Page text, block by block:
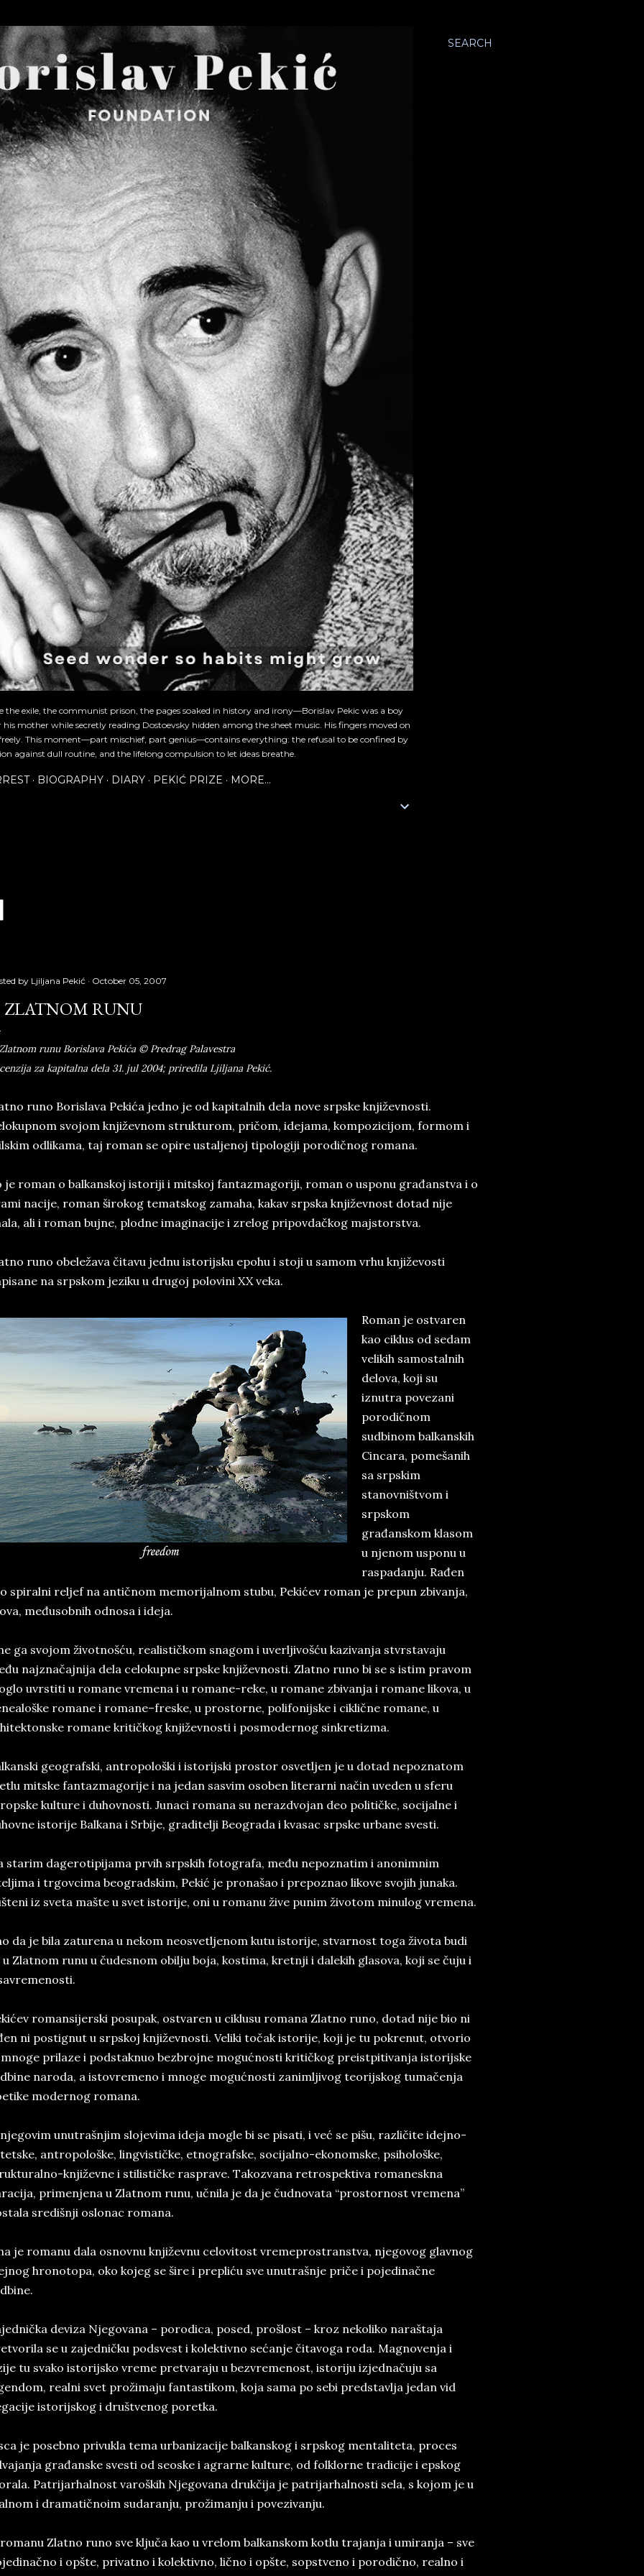
SEARCH
the exile, the communist prison, the pages soaked in history and irony—Borislav Pekic was a boy
mother while secretly reading Dostoevsky hidden among the sheet music. His fingers moved on
This moment—part mischief, part genius—contains everything: the refusal to be confined by
against dull routine, and the lifelong compulsion to let ideas breathe.
BIOGRAPHY DIARY PEKIĆ PRIZE MORE…
by Ljiljana Pekić October 05, 2007
ZLATNOM RUNU
runu Borislava Pekića © Predrag Palavestra
za kapitalna dela 31. jul 2004; priredila Ljiljana Pekić.
runo Borislava Pekića jedno je od kapitalnih dela nove srpske književnosti.
svojom književnom strukturom, pričom, idejama, kompozicijom, formom i
odlikama, taj roman se opire ustaljenoj tipologiji porodičnog romana.
je roman o balkanskoj istoriji i mitskoj fantazmagoriji, roman o usponu građanstva i o
nacije, roman širokog tematskog zamaha, kakav srpska književnost dotad nije
ali i roman bujne, plodne imaginacije i zrelog pripovdačkog majstorstva.
runo obeležava čitavu jednu istorijsku epohu i stoji u samom vrhu književosti
na srpskom jeziku u drugoj polovini XX veka.
Roman je ostvaren
kao ciklus od sedam
velikih samostalnih
delova, koji su
iznutra povezani
porodičnom
sudbinom balkanskih
Cincara, pomešanih
sa srpskim
stanovništvom i
srpskom
građanskom klasom
u njenom usponu u
raspadanju. Rađen
spiralni reljef na antičnom memorijalnom stubu, Pekićev roman je prepun zbivanja,
međusobnih odnosa i ideja.
ga svojom životnošću, realističkom snagom i uverljivošću kazivanja stvrstavaju
najznačajnija dela celokupne srpske književnosti. Zlatno runo bi se s istim pravom
uvrstiti u romane vremena i u romane-reke, u romane zbivanja i romane likova, u
romane i romane–freske, u prostorne, polifonijske i ciklične romane, u
romane kritičkog književnosti i posmodernog sinkretizma.
geografski, antropološki i istorijski prostor osvetljen je u dotad nepoznatom
mitske fantazmagorije i na jedan sasvim osoben literarni način uveden u sferu
kulture i duhovnosti. Junaci romana su nerazdvojan deo političke, socijalne i
istorije Balkana i Srbije, graditelji Beograda i kvasac srpske urbane svesti.
starim dagerotipijama prvih srpskih fotografa, među nepoznatim i anonimnim
i trgovcima beogradskim, Pekić je pronašao i prepoznao likove svojih junaka.
iz sveta mašte u svet istorije, oni u romanu žive punim životom minulog vremena.
da je bila zaturena u nekom neosvetljenom kutu istorije, stvarnost toga života budi
u Zlatnom runu u čudesnom obilju boja, kostima, kretnji i dalekih glasova, koji se čuju i
romansijerski posupak, ostvaren u ciklusu romana Zlatno runo, dotad nije bio ni
ni postignut u srpskoj književnosti. Veliki točak istorije, koji je tu pokrenut, otvorio
prilaze i podstaknuo bezbrojne mogućnosti kritičkog preistpitivanja istorijske
naroda, a istovremeno i mnoge mogućnosti zanimljivog teorijskog tumačenja
modernog romana.
unutrašnjim slojevima ideja mogle bi se pisati, i već se pišu, različite idejno-
antropološke, lingvističke, etnografske, socijalno-ekonomske, psihološke,
književne i stilističke rasprave. Takozvana retrospektiva romaneskna
primenjena u Zlatnom runu, učnila je da je čudnovata “prostornost vremena”
središnji oslonac romana.
je romanu dala osnovnu književnu celovitost vremeprostranstva, njegovog glavnog
hronotopa, oko kojeg se šire i prepliću sve unutrašnje priče i pojedinačne
deviza Njegovana – porodica, posed, prošlost – kroz nekoliko naraštaja
se u zajedničku podsvest i kolektivno sećanje čitavoga roda. Magnovenja i
tu svako istorijsko vreme pretvaraju u bezvremenost, istoriju izjednačuju sa
realni svet prožimaju fantastikom, koja sama po sebi predstavlja jedan vid
istorijskog i društvenog poretka.
je posebno privukla tema urbanizacije balkanskog i srpskog mentaliteta, proces
građanske svesti od seoske i agrarne kulture, od folklorne tradicije i epskog
Patrijarhalnost varoških Njegovana drukčija je patrijarhalnosti sela, s kojom je u
i dramatičnoim sudaranju, prožimanju i povezivanju.
Zlatno runo sve ključa kao u vrelom balkanskom kotlu trajanja i umiranja – sve
i opšte, privatno i kolektivno, lično i opšte, sopstveno i porodično, realno i